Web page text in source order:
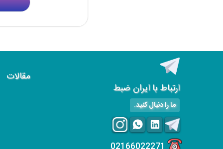
ارتباط با ایران ضبط
ما را دنبال کنید.
مقالات